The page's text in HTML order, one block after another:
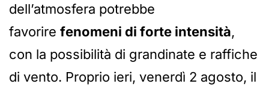
dell’atmosfera potrebbe
favorire fenomeni di forte intensità,
con la possibilità di grandinate e raffiche
di vento. Proprio ieri, venerdì 2 agosto, il